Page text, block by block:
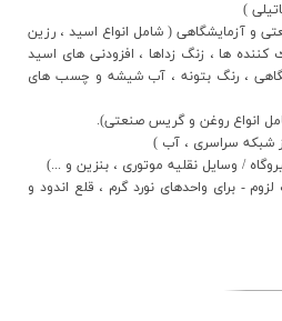
)
و آزمايشگاهي ( شامل انواع اسيد ، رزين
كننده ها ، زنگ زداها ، افزودني هاي اسيد
، رنگ بتونه ، آب شيشه و چسب هاي
- براي واحدهاي نورد گرم ، قلع اندود و